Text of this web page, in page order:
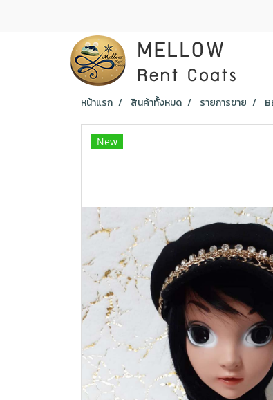
หน้าแรก สินค้าทั้งหมด รายการขาย
New